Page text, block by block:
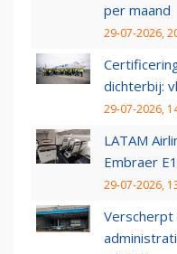
per maand
29-07-2026,
dichterbij:
29-07-2026,
LATAM
Embraer
29-07-2026,
Verscherpt